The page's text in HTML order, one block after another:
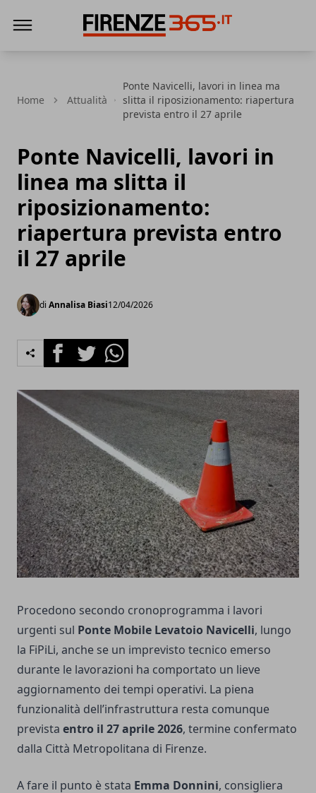
Home Attualità
Ponte Navicelli, lavori in linea ma
slitta il riposizionamento: riapertura
prevista entro il 27 aprile
Ponte Navicelli, lavori in
linea ma slitta il
riposizionamento:
riapertura prevista entro
il 27 aprile
di Annalisa Biasi12/04/2026
FacebookTwitterWhatsapp
Procedono secondo cronoprogramma i lavori
urgenti sul Ponte Mobile Levatoio Navicelli, lungo
la FiPiLi, anche se un imprevisto tecnico emerso
durante le lavorazioni ha comportato un lieve
aggiornamento dei tempi operativi. La piena
funzionalità dell’infrastruttura resta comunque
prevista entro il 27 aprile 2026, termine confermato
dalla Città Metropolitana di Firenze.
A fare il punto è stata Emma Donnini, consigliera